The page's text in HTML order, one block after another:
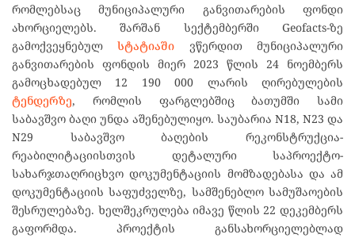
რომლებსაც მუნიციპალური განვითარების ფონდი
ახორციელებს. შარშან სექტემბერში Geofacts-ზე
გამოქვეყნებულსტატიაში ვწერდით მუნიციპალური
განვითარების ფონდის მიერ 2023 წლის 24 ნოემბერს
გამოცხადებულ 12 190 000 ლარის ღირებულების
ტენდერზე, რომლის ფარგლებშიც ბათუმში სამი
საბავშვო ბაღი უნდა აშენებულიყო. საუბარია N18, N23 და
N29 საბავშვო ბაღების რეკონსტრუქცია-
რეაბილიტაციისთვის დეტალური საპროექტო-
სახარჯთაღრიცხვო დოკუმენტაციის მომზადებასა და ამ
დოკუმენტაციის საფუძველზე, სამშენებლო სამუშაოების
შესრულებაზე. ხელშეკრულება იმავე წლის 22 დეკემბერს
გაფორმდა. პროექტის განსახორციელებლად